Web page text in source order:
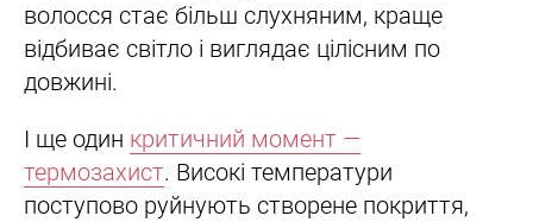
волосся стає більш слухняним, краще
відбиває світло і виглядає цілісним по
довжині.
І ще один критичний момент —
термозахист. Високі температури
поступово руйнують створене покриття,